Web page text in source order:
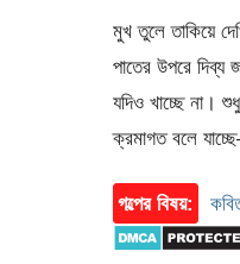
মুখ তুলে তাকিয়ে
পাতের উপরে দিব্য
যদিও খাচ্ছে না।
ক্রমাগত বলে
গল্পের বিষয়: